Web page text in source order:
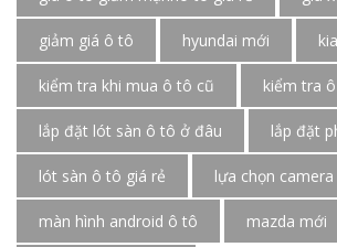
giảm giá ô tô hyundai mới
kiểm tra khi mua ô tô cũ kiểm tra
lắp đặt lót sàn ô tô ở đâu lắp đặt
lót sàn ô tô giá rẻ lựa chọn
màn hình android ô tô mazda mới